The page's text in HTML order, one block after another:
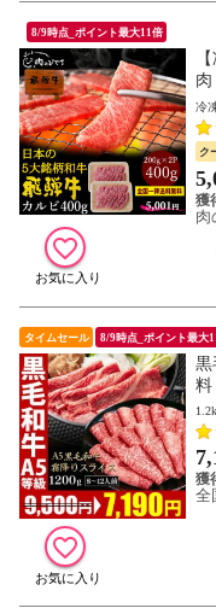
8/9時点_ポイント最大11倍
キ
冷
ク
肉
タイムセール 8/9時点_ポイント最大
黒
料
し
寄
全